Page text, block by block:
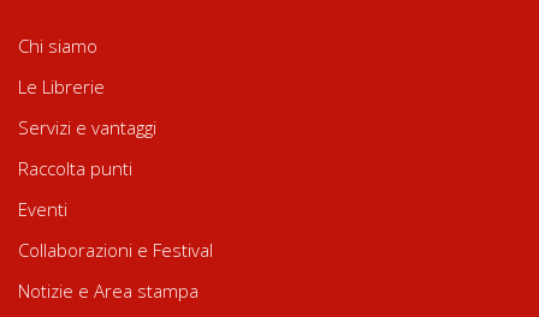
Chi siamo
Le Librerie
Servizi e vantaggi
Raccolta punti
Eventi
Collaborazioni e Festival
Notizie e Area stampa